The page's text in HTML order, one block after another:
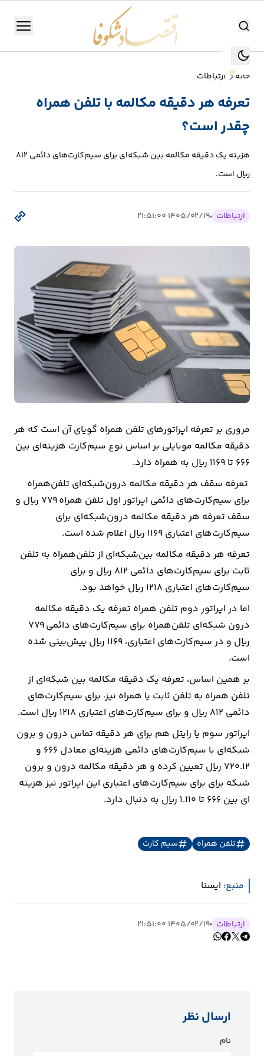
جستجو جستجو
منو
تولید
صنعت
انرژی
بانک،
اقتصاد
جهان
بازار
و
تجارت
راه
و
مسکن
اقتصاد
ارتباطات
خودرو
عمومی
نوتیف
شناور
خانه ارتباطات
تعرفه هر دقیقه مکالمه با تلفن همراه
چقدر است؟
هزینه یک دقیقه مکالمه بین شبکه‌ای برای سیم‌کارت‌های دائمی ۸۱۲
ریال است.
ارتباطات ۱۴۰۵/۰۲/۱۹ ۲۱:۵۱:۰۰
مروری بر تعرفه‌ اپراتورهای تلفن همراه گویای آن است که هر
دقیقه مکالمه موبایلی بر اساس نوع سیم‌کارت هزینه‌ای بین
۶۶۶ تا ۱۱۶۹ ریال به همراه دارد.
تعرفه سقف هر دقیقه مکالمه درون‌شبکه‌ای تلفن‌همراه
برای سیم‌کارت‌های دائمی اپراتور اول تلفن همراه ۷۷۹ ریال و
سقف تعرفه هر دقیقه مکالمه درون‌شبکه‌ای برای
سیم‌کارت‌های اعتباری ۱۱۶۹ ریال اعلام شده است.
تعرفه هر دقیقه مکالمه بین‌شبکه‌ای از تلفن‌همراه به تلفن
ثابت برای سیم‌کارت‌های دائمی ۸۱۲ ریال و برای
سیم‌کارت‌های اعتباری ۱۲۱۸ ریال خواهد بود.
اما در اپراتور دوم تلفن همراه تعرفه یک دقیقه مکالمه
درون شبکه‌ای تلفن‌همراه برای سیم‌کارت‌های دائمی ۷۷۹
ریال و در سیم‌کارت‌های اعتباری، ۱۱۶۹ ریال پیش‌بینی شده
است.
بر همین اساس، تعرفه یک دقیقه مکالمه بین شبکه‌ای از
تلفن همراه به تلفن ثابت یا همراه نیز، برای سیم‌کارت‌های
دائمی ۸۱۲ ریال و برای سیم‌کارت‌های اعتباری ۱۲۱۸ ریال است.
اپراتور سوم یا رایتل هم برای هر دقیقه تماس درون و برون
شبکه‌ای با سیم‌کارت‌های دائمی هزینه‌ای معادل ۶۶۶ و
۷۲۰.۱۲ ریال تعیین کرده و هر دقیقه مکالمه درون و برون
شبکه برای برای سیم‌کارت‌های اعتباری این اپراتور نیز هزینه
ای بین ۶۶۶ تا ۱.۱۱۰ ریال به دنبال دارد.
تلفن همراه سیم کارت
منبع: ايسنا
ارتباطات ۱۴۰۵/۰۲/۱۹ ۲۱:۵۱:۰۰
ارسال نظر
نام